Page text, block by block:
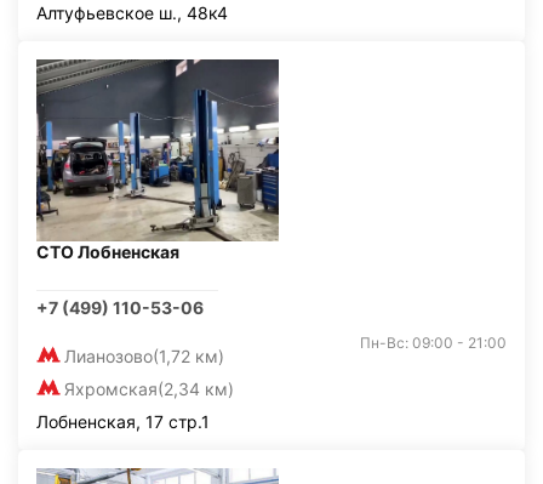
Алтуфьевское ш., 48к4
СТО Лобненская
+7 (499) 110-53-06
Лианозово(1,72 км)
Яхромская(2,34 км)
Пн-Вс: 09:00 - 21:00
Лобненская, 17 стр.1